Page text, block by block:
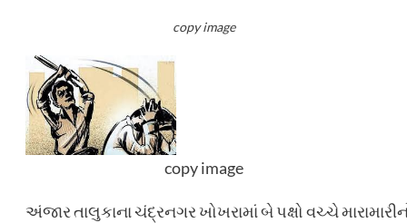
copy image
copy image
અંજાર તાલુકાના ચંદ્રનગર ખોખરામાં બે પક્ષો વચ્ચે